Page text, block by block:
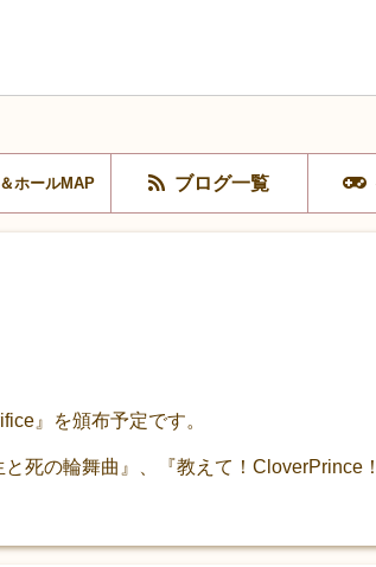
ホールMAP ブログ一覧
』を頒布予定です。
死の輪舞曲』、『教えて！CloverPrince